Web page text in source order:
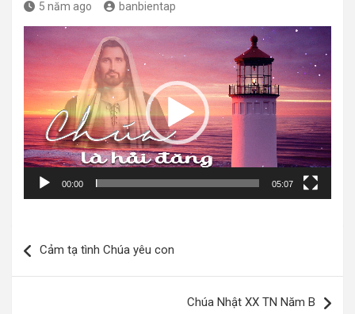
5 năm ago banbientap
Trình
chơi
00:00 05:07
hướng
Cảm tạ tình Chúa yêu con
Chúa Nhật XX TN Năm B